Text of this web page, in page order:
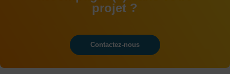
projet ?
Contactez-nous